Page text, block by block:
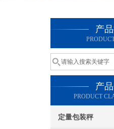
产
产
PRODUCT
定量包装秤